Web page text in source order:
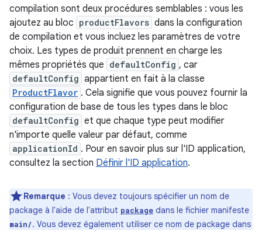
compilation sont deux procédures semblables : vous les
ajoutez au bloc productFlavors dans la configuration
de compilation et vous incluez les paramètres de votre
choix. Les types de produit prennent en charge les
mêmes propriétés que defaultConfig , car
defaultConfig appartient en fait à la classe
ProductFlavor . Cela signifie que vous pouvez fournir la
configuration de base de tous les types dans le bloc
defaultConfig et que chaque type peut modifier
n'importe quelle valeur par défaut, comme
applicationId . Pour en savoir plus sur l'ID application,
consultez la section Définir l'ID application.
Remarque : Vous devez toujours spécifier un nom de
package à l'aide de l'attribut package dans le fichier manifeste
main/. Vous devez également utiliser ce nom de package dans